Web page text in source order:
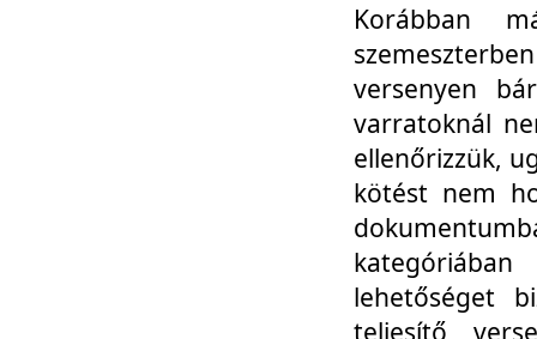
Korábban
versenyen
varratoknál
ellenőrizzük,
kötést nem
lehetőséget
teljesítő